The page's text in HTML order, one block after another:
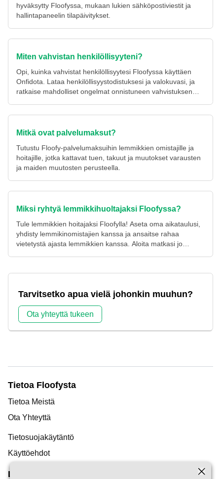
hyväksytty Floofyssa, mukaan lukien sähköpostiviestit ja
hallintapaneelin tilapäivitykset.
Miten vahvistan henkilöllisyyteni?
Opi, kuinka vahvistat henkilöllisyytesi Floofyssa käyttäen
Onfidota. Lataa henkilöllisyystodistuksesi ja valokuvasi, ja
ratkaise mahdolliset ongelmat onnistuneen vahvistuksen
Mitkä ovat palvelumaksut?
Tutustu Floofy-palvelumaksuihin lemmikkien omistajille ja
hoitajille, jotka kattavat tuen, takuut ja muutokset varausten
ja maiden muutosten perusteella.
Miksi ryhtyä lemmikkihuoltajaksi Floofyssa?
Tule lemmikkien hoitajaksi Floofylla! Aseta oma aikataulusi,
yhdisty lemmikinomistajien kanssa ja ansaitse rahaa
vietetystä ajasta lemmikkien kanssa. Aloita matkasi jo
Tarvitsetko apua vielä johonkin muuhun?
Ota yhteyttä tukeen
Tietoa Floofysta
Tietoa Meistä
Ota Yhteyttä
Tietosuojakäytäntö
Käyttöehdot
Löytö